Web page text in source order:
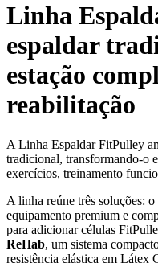
Linha
espaldar
estação
reabilitação
A Linha Espaldar FitPulley
tradicional, transformando-o
exercícios, treinamento
A linha reúne três soluções: o
equipamento premium e
para adicionar células
ReHab, um sistema
resistência elástica em Látex